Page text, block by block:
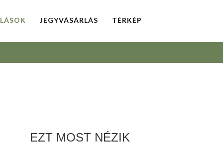
JEGYVÁSÁRLÁS TÉRKÉP
EZT MOST NÉZIK